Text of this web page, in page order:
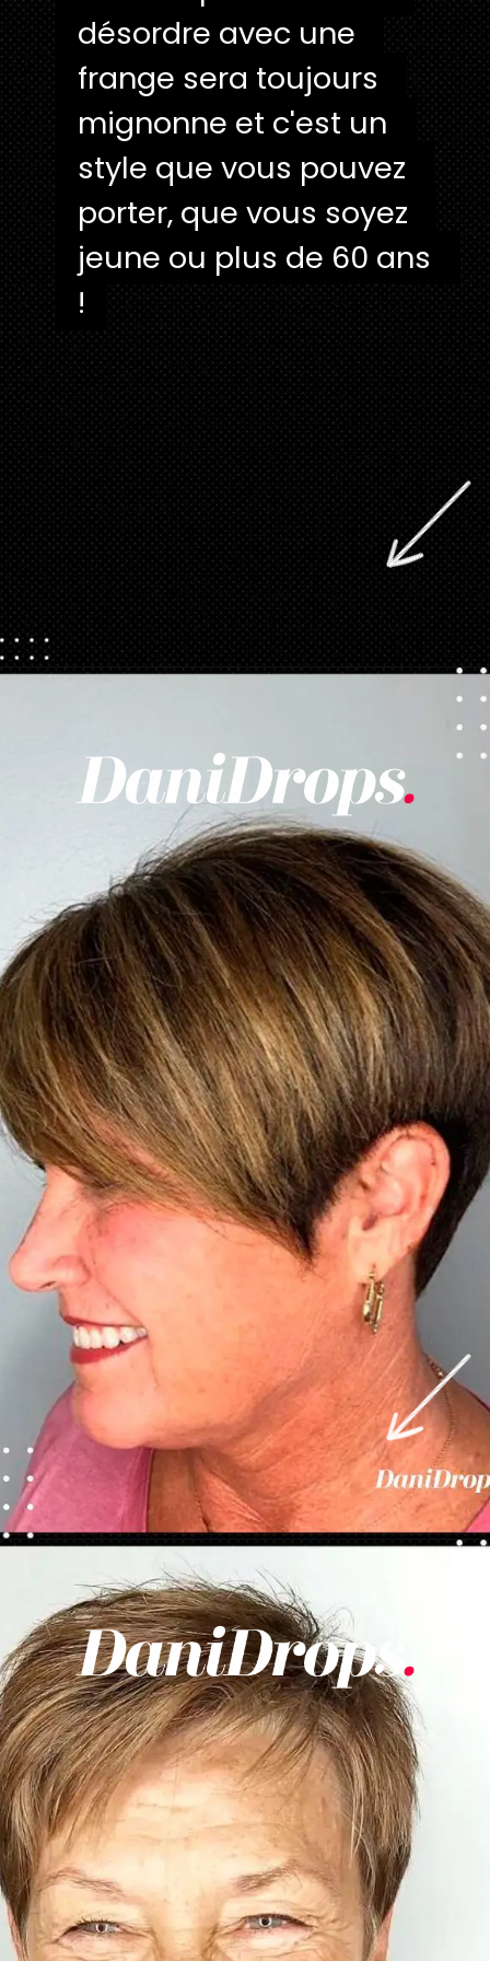
désordre avec une
frange sera toujours
mignonne et c'est un
style que vous pouvez
porter, que vous soyez
jeune ou plus de 60 ans
!
désordre avec une
frange sera toujours
mignonne et c'est un
style que vous pouvez
porter, que vous soyez
jeune ou plus de 60 ans
!
https://danidrops.com.br/fr/categorie/cheveu/
https://danidrops.com.br/fr/categorie/cheveu/